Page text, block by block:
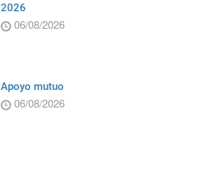
2026
06/08/2026
Apoyo mutuo
06/08/2026